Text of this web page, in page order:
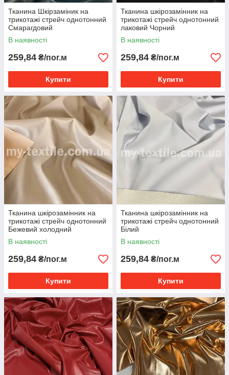
Тканина Шкірзаміник на
трикотажі стрейч однотонний
Смарагдовий
В наявності
259,84 ₴/пог.м
Купити
Тканина шкірозамінник на
трикотажі стрейч однотонний
лаковий Чорний
В наявності
259,84 ₴/пог.м
Купити
Тканина шкірозамінник на
трикотажі стрейч однотонний
Бежевий холодний
В наявності
259,84 ₴/пог.м
Купити
Тканина шкірозамінник на
трикотажі стрейч однотонний
Білий
В наявності
259,84 ₴/пог.м
Купити